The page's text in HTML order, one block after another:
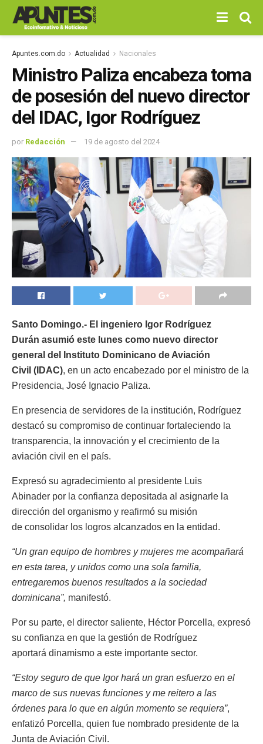
Apuntes.com.do Actualidad Nacionales
Ministro Paliza encabeza toma
de posesión del nuevo director
del IDAC, Igor Rodríguez
por Redacción 19 de agosto del 2024
Santo Domingo.- El ingeniero Igor Rodríguez
Durán asumió este lunes como nuevo director
general del Instituto Dominicano de Aviación
Civil (IDAC), en un acto encabezado por el ministro de la
Presidencia, José Ignacio Paliza.
En presencia de servidores de la institución, Rodríguez
destacó su compromiso de continuar fortaleciendo la
transparencia, la innovación y el crecimiento de la
aviación civil en el país.
Expresó su agradecimiento al presidente Luis
Abinader por la confianza depositada al asignarle la
dirección del organismo y reafirmó su misión
de consolidar los logros alcanzados en la entidad.
“Un gran equipo de hombres y mujeres me acompañará
en esta tarea, y unidos como una sola familia,
entregaremos buenos resultados a la sociedad
dominicana”, manifestó.
Por su parte, el director saliente, Héctor Porcella, expresó
su confianza en que la gestión de Rodríguez
aportará dinamismo a este importante sector.
“Estoy seguro de que Igor hará un gran esfuerzo en el
marco de sus nuevas funciones y me reitero a las
órdenes para lo que en algún momento se requiera”,
enfatizó Porcella, quien fue nombrado presidente de la
Junta de Aviación Civil.